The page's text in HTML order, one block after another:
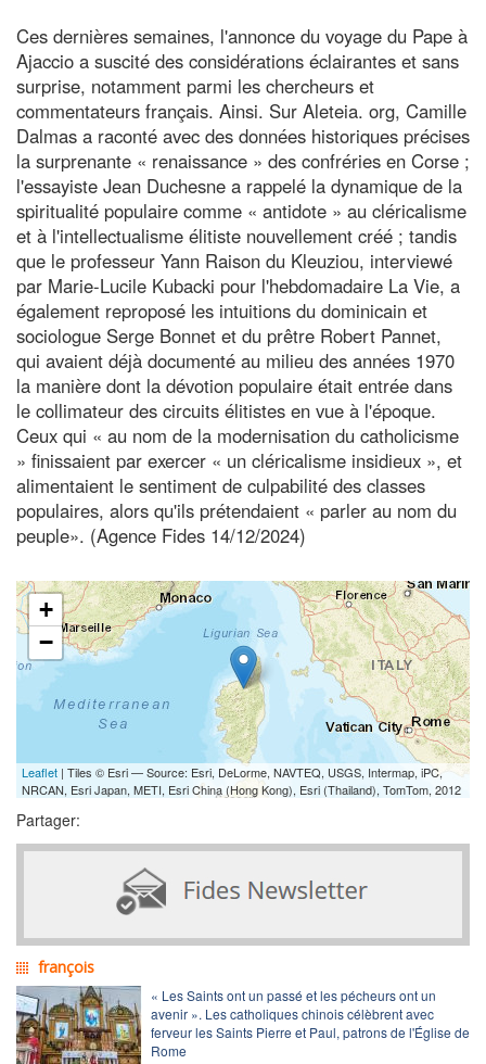
Ces dernières semaines, l'annonce du voyage du Pape à
Ajaccio a suscité des considérations éclairantes et sans
surprise, notamment parmi les chercheurs et
commentateurs français. Ainsi. Sur Aleteia. org, Camille
Dalmas a raconté avec des données historiques précises
la surprenante « renaissance » des confréries en Corse ;
l'essayiste Jean Duchesne a rappelé la dynamique de la
spiritualité populaire comme « antidote » au cléricalisme
et à l'intellectualisme élitiste nouvellement créé ; tandis
que le professeur Yann Raison du Kleuziou, interviewé
par Marie-Lucile Kubacki pour l'hebdomadaire La Vie, a
également reproposé les intuitions du dominicain et
sociologue Serge Bonnet et du prêtre Robert Pannet,
qui avaient déjà documenté au milieu des années 1970
la manière dont la dévotion populaire était entrée dans
le collimateur des circuits élitistes en vue à l'époque.
Ceux qui « au nom de la modernisation du catholicisme
» finissaient par exercer « un cléricalisme insidieux », et
alimentaient le sentiment de culpabilité des classes
populaires, alors qu'ils prétendaient « parler au nom du
peuple». (Agence Fides 14/12/2024)
+
−
Leaflet | Tiles © Esri — Source: Esri, DeLorme, NAVTEQ, USGS, Intermap, iPC,
NRCAN, Esri Japan, METI, Esri China (Hong Kong), Esri (Thailand), TomTom, 2012
Partager:
françois
« Les Saints ont un passé et les pécheurs ont un
avenir ». Les catholiques chinois célèbrent avec
ferveur les Saints Pierre et Paul, patrons de l'Église de
Rome